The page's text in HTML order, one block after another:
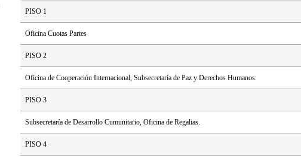
PISO 1
Oficina Cuotas Partes
PISO 2
Oficina de Cooperación Internacional, Subsecretaría de Paz y Derechos Humanos.
PISO 3
Subsecretaría de Desarrollo Cumunitario, Oficina de Regalias.
PISO 4